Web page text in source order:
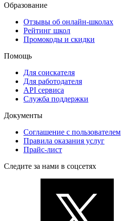
Образование
Отзывы об онлайн-школах
Рейтинг школ
Промокоды и скидки
Помощь
Для соискателя
Для работодателя
API сервиса
Служба поддержки
Документы
Соглашение с пользователем
Правила оказания услуг
Прайс-лист
Следите за нами в соцсетях